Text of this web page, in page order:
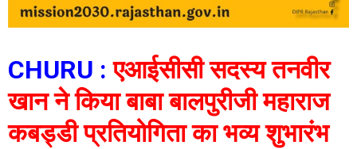
CHURU : एआईसीसी सदस्य तनवीर
खान ने किया बाबा बालपुरीजी महाराज
कबड्डी प्रतियोगिता का भव्य शुभारंभ